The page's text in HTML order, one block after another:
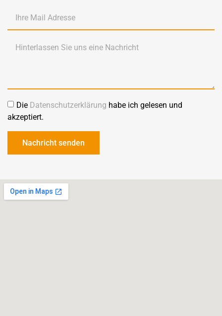
Die Datenschutzerklärung habe ich gelesen und
akzeptiert.
Nachricht senden